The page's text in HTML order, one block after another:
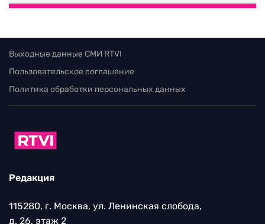
Выходные данные СМИ RTVI
Пользовательское соглашение
Политика обработки персональных данных
Редакция
115280, г. Москва, ул. Ленинская слобода,
д. 26, этаж 2